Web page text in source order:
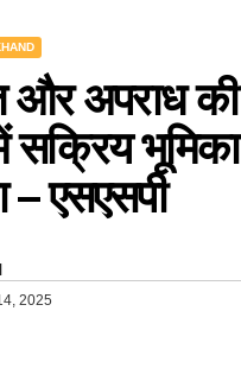
और अपराध की
सक्रिय भूमिका
– एसएसपी
2025